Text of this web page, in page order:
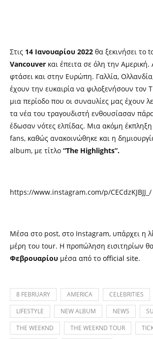
Στις 14 Ιανουαρίου 2022 θα ξεκινήσει το
Vancouver και έπειτα σε όλη την
φτάσει και στην Ευρώπη. Γαλλία,
έχουν την ευκαιρία να φιλοξενήσουν τον
μια περίοδο που οι συναυλίες μας έχουν
τα νέα του τραγουδιστή ενθουσίασαν
έδωσαν νότες ελπίδας. Μια ακόμη έκπληξη
fans, καθώς ανακοινώθηκε και η
album, με τίτλο “The Highlights”.
https://www.instagram.com/p/CECdzKJBJJ_/
Μέσα στο post, στο Instagram, υπάρχει η
μέρη του tour. Η προπώληση εισιτηρίων θα
Φεβρουαρίου μέσα από το official site.
8 FEBRUARY AMERICA CELEBRITIES
LIFESTYLE
NEW ALBUM NEWS
THE WEEKND
THE WEEKND TOUR